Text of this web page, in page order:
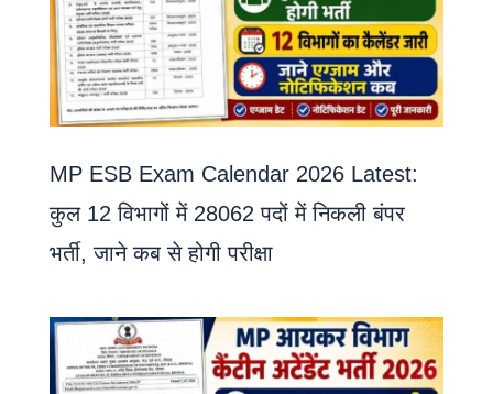
MP ESB Exam Calendar 2026 Latest:
कुल 12 विभागों में 28062 पदों में निकली बंपर
भर्ती, जाने कब से होगी परीक्षा